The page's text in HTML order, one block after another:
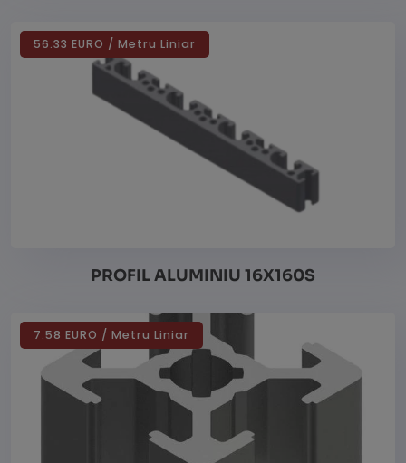
56.33 EURO / Metru Liniar
Vezi detalii
PROFIL ALUMINIU 16X160S
7.58 EURO / Metru Liniar